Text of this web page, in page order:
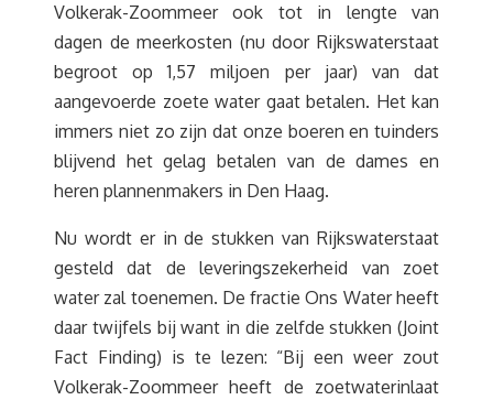
Volkerak-Zoommeer ook tot in lengte van
dagen de meerkosten (nu door Rijkswaterstaat
begroot op 1,57 miljoen per jaar) van dat
aangevoerde zoete water gaat betalen. Het kan
immers niet zo zijn dat onze boeren en tuinders
blijvend het gelag betalen van de dames en
heren plannenmakers in Den Haag.
Nu wordt er in de stukken van Rijkswaterstaat
gesteld dat de leveringszekerheid van zoet
water zal toenemen. De fractie Ons Water heeft
daar twijfels bij want in die zelfde stukken (Joint
Fact Finding) is te lezen: “Bij een weer zout
Volkerak-Zoommeer heeft de zoetwaterinlaat